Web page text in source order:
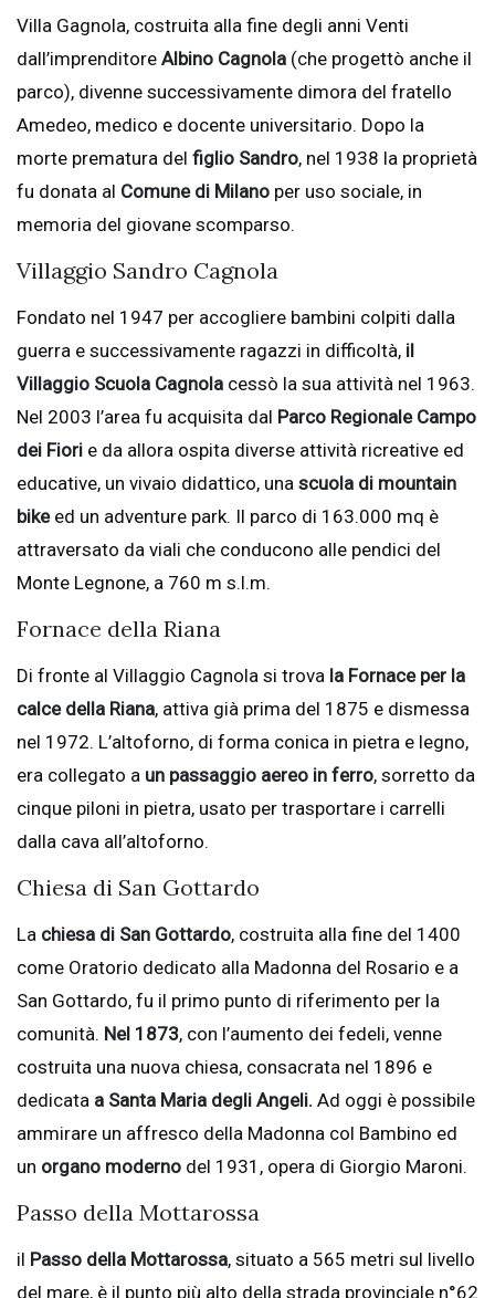
Villa Gagnola, costruita alla fine degli anni Venti
dall’imprenditore Albino Cagnola (che progettò anche il
parco), divenne successivamente dimora del fratello
Amedeo, medico e docente universitario. Dopo la
morte prematura del figlio Sandro, nel 1938 la proprietà
fu donata al Comune di Milano per uso sociale, in
memoria del giovane scomparso.
Villaggio Sandro Cagnola
Fondato nel 1947 per accogliere bambini colpiti dalla
guerra e successivamente ragazzi in difficoltà, il
Villaggio Scuola Cagnola cessò la sua attività nel 1963.
Nel 2003 l’area fu acquisita dal Parco Regionale Campo
dei Fiori e da allora ospita diverse attività ricreative ed
educative, un vivaio didattico, una scuola di mountain
bikeed un adventure park. Il parco di 163.000 mq è
attraversato da viali che conducono alle pendici del
Monte Legnone, a 760 m s.l.m.
Fornace della Riana
Di fronte al Villaggio Cagnola si trova la Fornace per la
calce della Riana, attiva già prima del 1875 e dismessa
nel 1972. L’altoforno, di forma conica in pietra e legno,
era collegato a un passaggio aereo in ferro, sorretto da
cinque piloni in pietra, usato per trasportare i carrelli
dalla cava all’altoforno.
Chiesa di San Gottardo
La chiesa di San Gottardo, costruita alla fine del 1400
come Oratorio dedicato alla Madonna del Rosario e a
San Gottardo, fu il primo punto di riferimento per la
comunità. Nel 1873, con l’aumento dei fedeli, venne
costruita una nuova chiesa, consacrata nel 1896 e
dedicata a Santa Maria degli Angeli. Ad oggi è possibile
ammirare un affresco della Madonna col Bambino ed
un organo moderno del 1931, opera di Giorgio Maroni.
Passo della Mottarossa
il Passo della Mottarossa, situato a 565 metri sul livello
del mare, è il punto più alto della strada provinciale n°62